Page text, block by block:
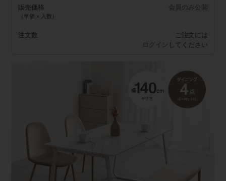
販売価格
（単価 × 入数）
会員のみ公開
注文数
ご注文には
ログイン してください